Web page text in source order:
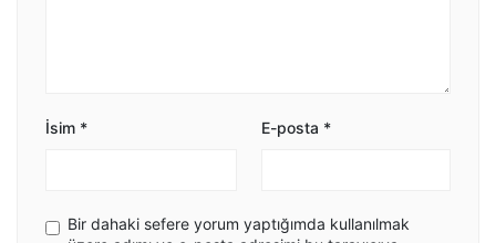
İsim * E-posta *
Bir dahaki sefere yorum yaptığımda kullanılmak